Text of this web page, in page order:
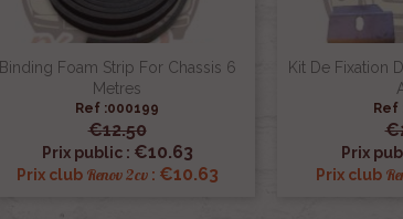
Binding Foam Strip For Chassis 6
Metres
Ref :000199
€12.50
Prix public : €10.63
Prix club Renov 2cv: €10.63
 Quick view
Kit De Fixation
Ref
Prix
Prix club
